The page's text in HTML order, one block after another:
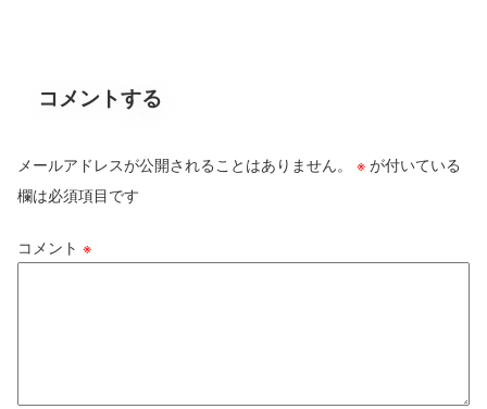
コメントする
メールアドレスが公開されることはありません。 ※が付いている
欄は必須項目です
コメント ※